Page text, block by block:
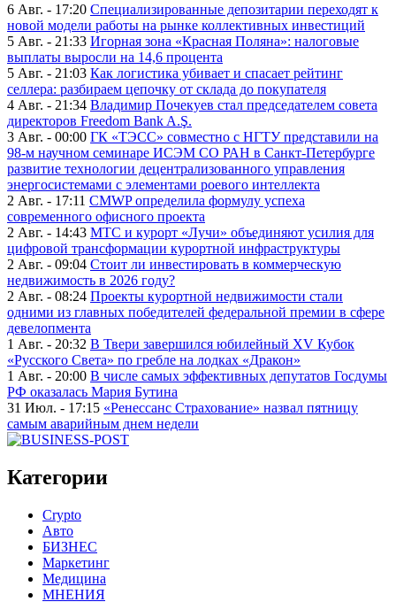
6 Авг. - 17:20 Специализированные депозитарии переходят к
новой модели работы на рынке коллективных инвестиций
5 Авг. - 21:33 Игорная зона «Красная Поляна»: налоговые
выплаты выросли на 14,6 процента
5 Авг. - 21:03 Как логистика убивает и спасает рейтинг
селлера: разбираем цепочку от склада до покупателя
4 Авг. - 21:34 Владимир Почекуев стал председателем совета
директоров Freedom Bank A.Ş.
3 Авг. - 00:00 ГК «ТЭСС» совместно с НГТУ представили на
98-м научном семинаре ИСЭМ СО РАН в Санкт-Петербурге
развитие технологии децентрализованного управления
энергосистемами с элементами роевого интеллекта
2 Авг. - 17:11 CMWP определила формулу успеха
современного офисного проекта
2 Авг. - 14:43 МТС и курорт «Лучи» объединяют усилия для
цифровой трансформации курортной инфраструктуры
2 Авг. - 09:04 Стоит ли инвестировать в коммерческую
недвижимость в 2026 году?
2 Авг. - 08:24 Проекты курортной недвижимости стали
одними из главных победителей федеральной премии в сфере
девелопмента
1 Авг. - 20:32 В Твери завершился юбилейный XV Кубок
«Русского Света» по гребле на лодках «Дракон»
1 Авг. - 20:00 В числе самых эффективных депутатов Госдумы
РФ оказалась Мария Бутина
31 Июл. - 17:15 «Ренессанс Страхование» назвал пятницу
самым аварийным днем недели
Категории
Crypto
Авто
БИЗНЕС
Маркетинг
Медицина
МНЕНИЯ